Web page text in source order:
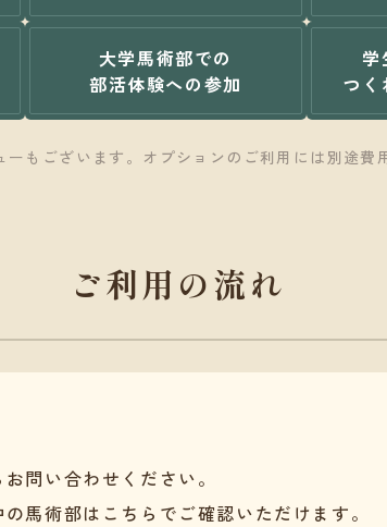
大学馬術部での
部活体験への参加
学
つく
もございます。オプションのご利用には別途費
ご利用の流れ
お問い合わせください。
馬術部はこちらでご確認いただけます。